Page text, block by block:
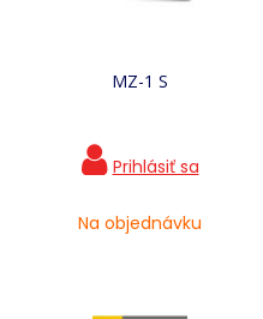
MZ-1 S
Na objednávku